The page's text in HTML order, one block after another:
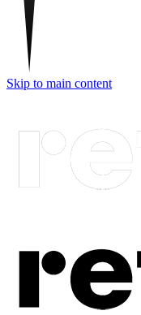
Skip to main content